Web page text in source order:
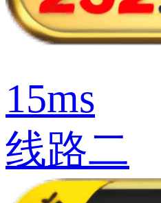
15ms
线路二